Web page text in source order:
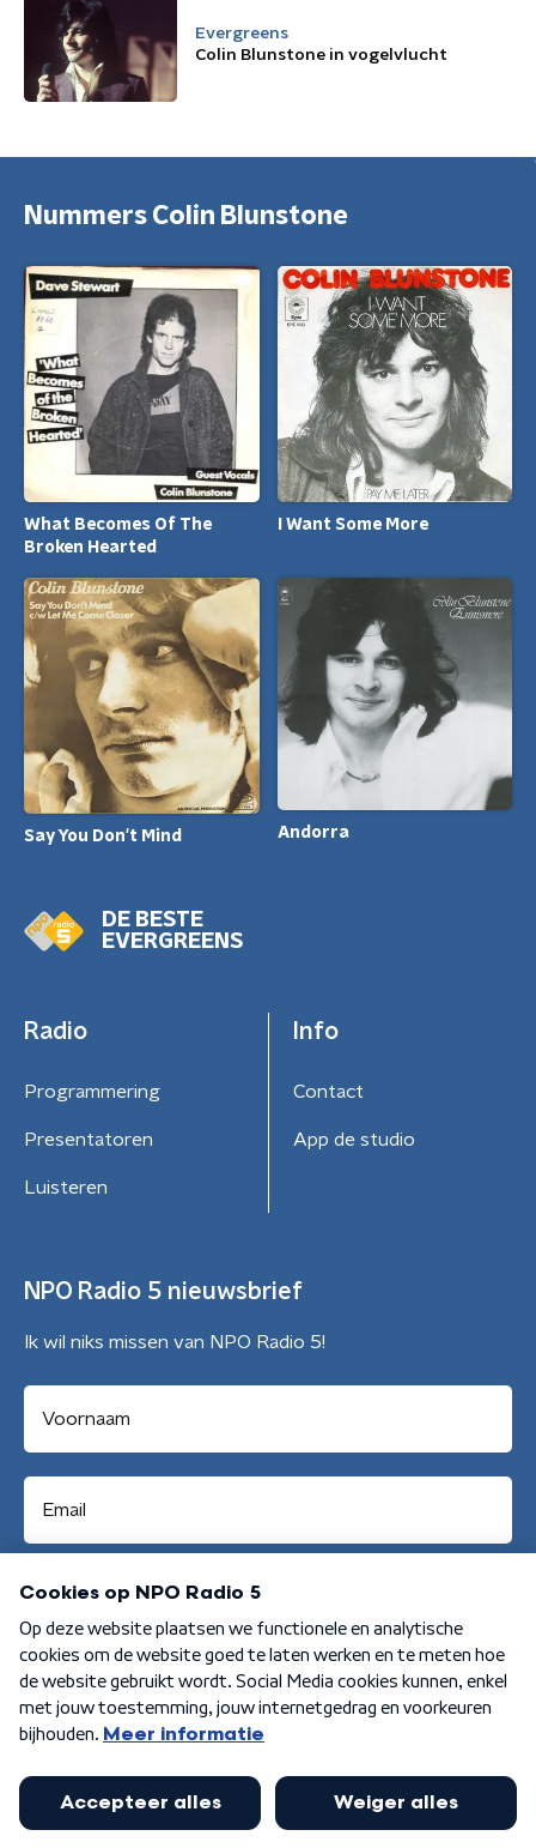
Evergreens
Colin Blunstone in vogelvlucht
Nummers Colin Blunstone
What Becomes Of The
Broken Hearted
I Want Some More
Say You Don't Mind Andorra
DE BESTE
EVERGREENS
Radio
Programmering
Presentatoren
Luisteren
Info
Contact
App de studio
NPO Radio 5 nieuwsbrief
Ik wil niks missen van NPO Radio 5!
Aanmelden
Algemene voorwaarden